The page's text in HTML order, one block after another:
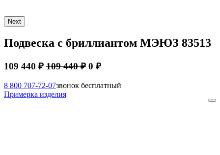
Next
Подвеска с бриллиантом МЭЮЗ 83513
109 440 ₽ 109 440 ₽ 0 ₽
8 800 707-72-07звонок бесплатный
Примерка изделия